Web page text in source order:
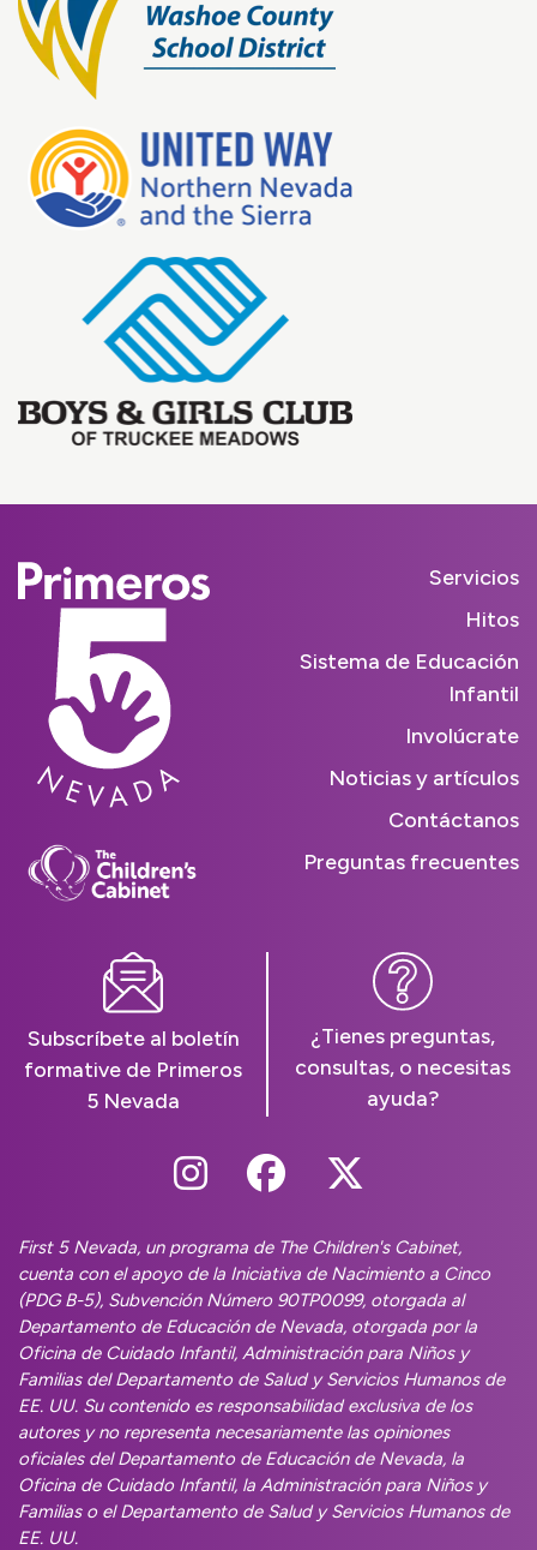
Servicios
Hitos
Sistema de Educación
Infantil
Involúcrate
Noticias y artículos
Contáctanos
Preguntas frecuentes
Subscríbete al boletín
formative de Primeros
5 Nevada
¿Tienes preguntas,
consultas, o necesitas
ayuda?
Follow Us On
Follow Us On
Follow Us
First 5 Nevada, un programa de The Children's Cabinet,
cuenta con el apoyo de la Iniciativa de Nacimiento a Cinco
(PDG B-5), Subvención Número 90TP0099, otorgada al
Departamento de Educación de Nevada, otorgada por la
Oficina de Cuidado Infantil, Administración para Niños y
Familias del Departamento de Salud y Servicios Humanos de
EE. UU. Su contenido es responsabilidad exclusiva de los
autores y no representa necesariamente las opiniones
oficiales del Departamento de Educación de Nevada, la
Oficina de Cuidado Infantil, la Administración para Niños y
Familias o el Departamento de Salud y Servicios Humanos de
EE. UU.